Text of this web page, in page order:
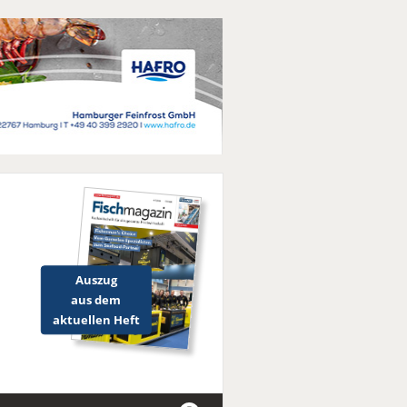
Auszug
aus dem
aktuellen Heft